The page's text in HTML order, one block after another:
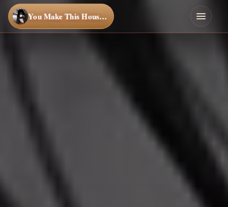
You Make This House a Home